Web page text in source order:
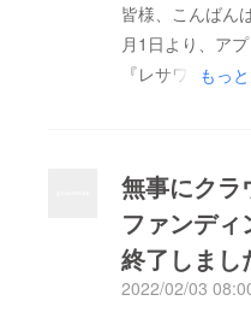
皆様、こんばん
月1日より、アプ
『レサワ―ルド
た。レサワ―ル
ちらからネイテ
プリ（Appleや
のストアからアプ
もっ
無事にクラ
ファンディ
終了しまし
2022/02/03